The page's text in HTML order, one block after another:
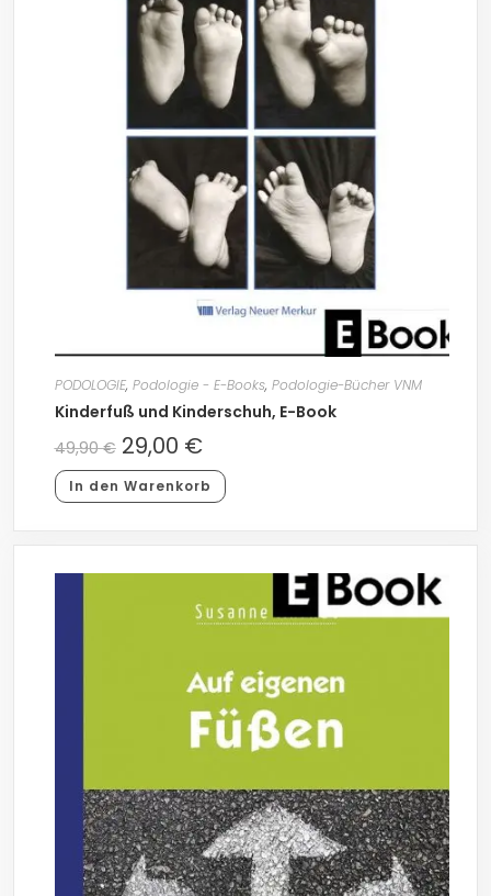
PODOLOGIE, Podologie - E-Books, Podologie-Bücher VNM
Kinderfuß und Kinderschuh, E-Book
49,90€ 29,00 €
In den Warenkorb